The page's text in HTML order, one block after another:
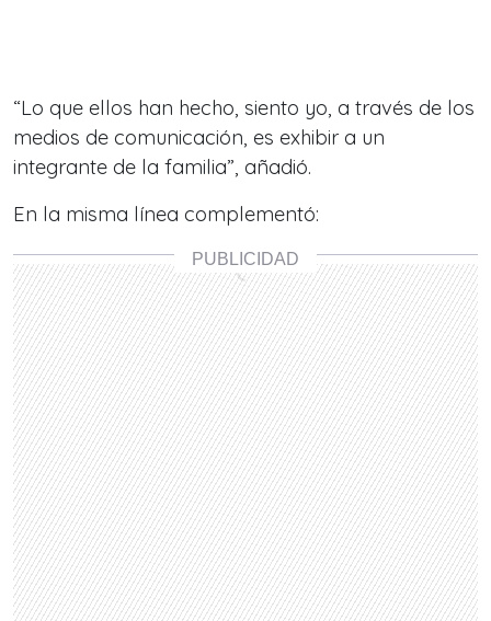
“Lo que ellos han hecho, siento yo, a través de los
medios de comunicación, es exhibir a un
integrante de la familia”, añadió.
En la misma línea complementó: